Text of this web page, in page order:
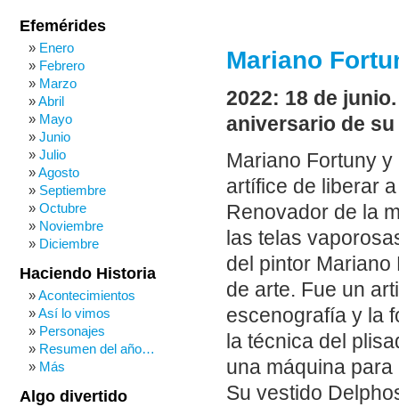
Mariano
2022: 18 de
aniversario de
Mariano Fortuny
artífice de liberar
Renovador de la
las telas
del pintor
de arte. Fue un
escenografía y la
la técnica del
una máquina
Su vestido
Efemérides
Enero
Febrero
Marzo
Abril
Mayo
Junio
Julio
Agosto
Septiembre
Octubre
Noviembre
Diciembre
Haciendo Historia
Acontecimientos
Así lo vimos
Personajes
Resumen del año…
Más
Algo divertido